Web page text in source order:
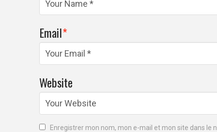
Email*
Website
Enregistrer mon nom, mon e-mail et mon site dans le